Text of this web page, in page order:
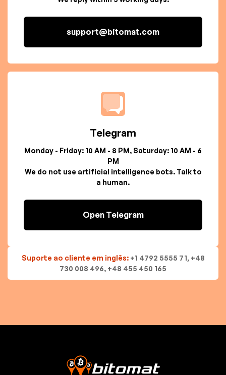
support@bitomat.com
Telegram
Monday - Friday: 10 AM - 8 PM, Saturday: 10 AM - 6
PM
We do not use artificial intelligence bots. Talk to
a human.
Open Telegram
Suporte ao cliente em inglês: +1 4792 5555 71, +48
730 008 496, +48 455 450 165